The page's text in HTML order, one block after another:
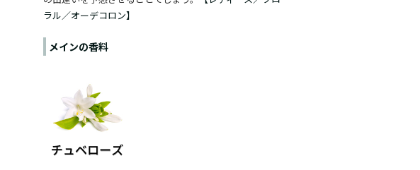
ラル／オーデコロン】
メインの香料